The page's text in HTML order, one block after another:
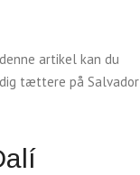
artikel kan du
tættere på Salvador